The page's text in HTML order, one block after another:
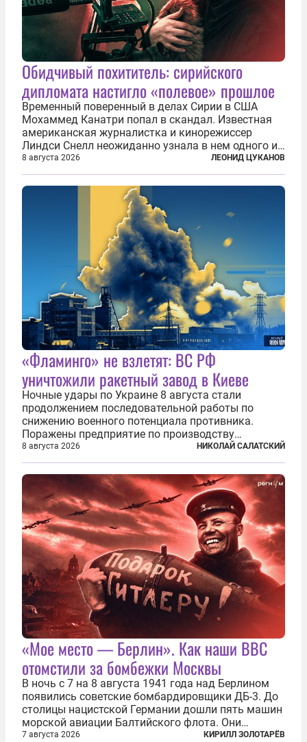
Обидчивый похититель: сирийского
дипломата настигло «полевое» прошлое
Временный поверенный в делах Сирии в США
Мохаммед Канатри попал в скандал. Известная
американская журналистка и кинорежиссер
Линдси Снелл неожиданно узнала в нем одного из
бандитов, похитивших ее в сирийском Алеппо в
2016 году. Журналистка убеждена, что Канатри, в
то время известный под подпольным...
8 августа 2026 ЛЕОНИД ЦУКАНОВ
«Фламинго» не взлетят: ВС РФ
уничтожили ракетный завод в Киеве
Ночные удары по Украине 8 августа стали
продолжением последовательной работы по
снижению военного потенциала противника.
Поражены предприятие по производству
крылатых ракет, крупный склад топлива и два
сухогруза с военными грузами. Дополнительно
нанесены удары по объектам в ряде городов. В
Киеве...
8 августа 2026 НИКОЛАЙ САЛАТСКИЙ
«Мое место — Берлин». Как наши ВВС
отомстили за бомбежки Москвы
В ночь с 7 на 8 августа 1941 года над Берлином
появились советские бомбардировщики ДБ-3. До
столицы нацистской Германии дошли пять машин
морской авиации Балтийского флота. Они
сбросили бомбы на город, который в тот момент
7 августа 2026 КИРИЛЛ ЗОЛОТАРЁВ